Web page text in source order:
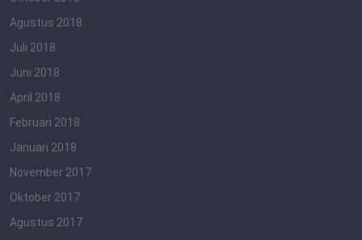
Agustus 2018
Juli 2018
Juni 2018
April 2018
Februari 2018
Januari 2018
November 2017
Oktober 2017
Agustus 2017